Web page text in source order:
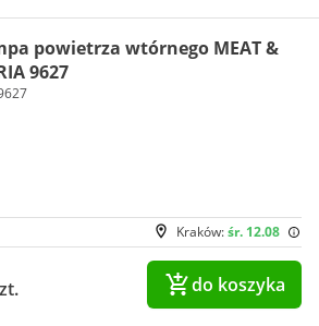
powietrza wtórnego MEAT &
9627
Kraków:śr. 12.08
do koszyka